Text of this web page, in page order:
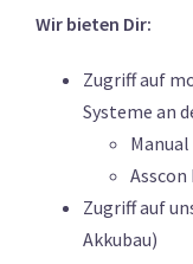
Wir bieten Dir:
Zugriff auf
Systeme an
Zugriff auf
Akkubau)